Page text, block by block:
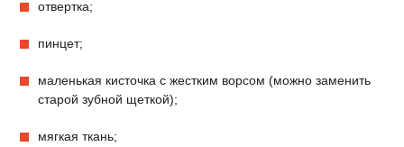
отвертка;
пинцет;
маленькая кисточка с жестким ворсом (можно заменить
старой зубной щеткой);
мягкая ткань;